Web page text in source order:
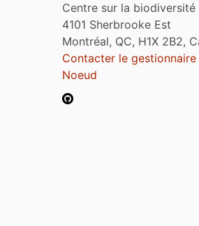
Centre sur la biodiversité
4101 Sherbrooke Est
Montréal, QC, H1X 2B2,
Contacter le gestionnaire
Noeud